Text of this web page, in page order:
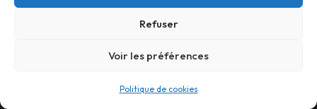
Refuser
Voir les préférences
Politique de cookies
Contact
Site réalisé parSBCTech